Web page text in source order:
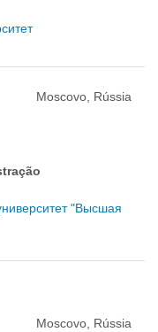
Moscovo, Rússia
"Высшая
Moscovo, Rússia